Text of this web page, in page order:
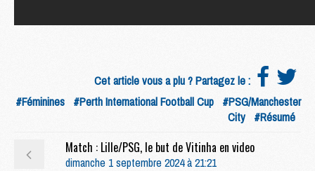
Cet article vous a plu ? Partagez le :
#Féminines #Perth International Football Cup #PSG/Manchester
City #Résumé
Match : Lille/PSG, le but de Vitinha en video
dimanche 1 septembre 2024 à 21:21